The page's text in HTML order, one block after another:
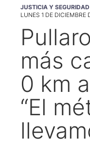
JUSTICIA Y SEGURIDAD
LUNES 1 DE DICIEMBRE
más
0 km
“El